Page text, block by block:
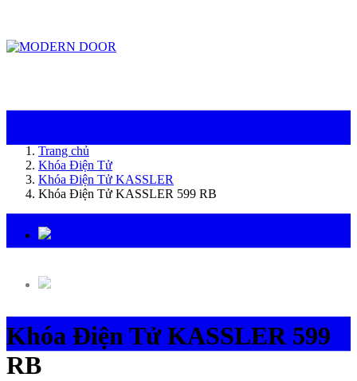
Trang chủ
Khóa Điện Tử
Khóa Điện Tử KASSLER
Khóa Điện Tử KASSLER 599 RB
Khóa Điện Tử KASSLER 599
RB